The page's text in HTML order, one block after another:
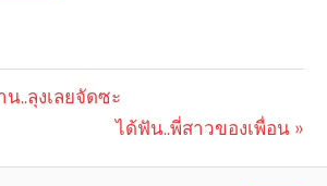
..ลุงเลยจัดซะ
Next
ได้ฟัน..พี่สาวของเพื่อน